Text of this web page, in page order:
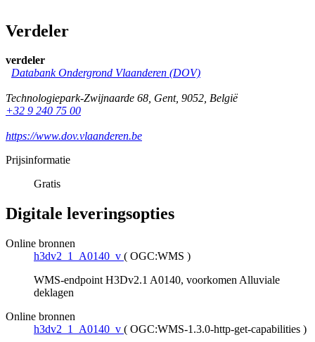
Verdeler
verdeler
Databank Ondergrond Vlaanderen (DOV)
Technologiepark-Zwijnaarde 68, Gent, 9052, België
+32 9 240 75 00
https://www.dov.vlaanderen.be
Prijsinformatie
Gratis
Digitale leveringsopties
Online bronnen
h3dv2_1_A0140_v ( OGC:WMS )
WMS-endpoint H3Dv2.1 A0140, voorkomen Alluviale
deklagen
Online bronnen
h3dv2_1_A0140_v ( OGC:WMS-1.3.0-http-get-capabilities )